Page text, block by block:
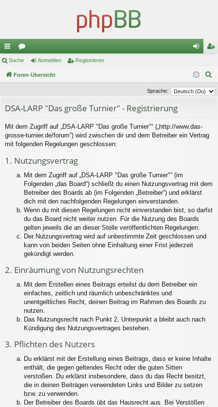
ch
ne
ug
or
en m
el
ist
rie
Suche Anmelden Registrieren
Foren-Übersicht
c
Sprache:
DSA-LARP "Das große Turnier" - Registrierung
Mit dem Zugriff auf „DSA-LARP "Das große Turnier"“ („http://www.das-
grosse-turnier.de/forum“) wird zwischen dir und dem Betreiber ein Vertrag
mit folgenden Regelungen geschlossen:
1. Nutzungsvertrag
Mit dem Zugriff auf „DSA-LARP "Das große Turnier"“ (im
Folgenden „das Board“) schließt du einen Nutzungsvertrag mit dem
Betreiber des Boards ab (im Folgenden „Betreiber“) und erklärst
dich mit den nachfolgenden Regelungen einverstanden.
Wenn du mit diesen Regelungen nicht einverstanden bist, so darfst
du das Board nicht weiter nutzen. Für die Nutzung des Boards
gelten jeweils die an dieser Stelle veröffentlichten Regelungen.
Der Nutzungsvertrag wird auf unbestimmte Zeit geschlossen und
kann von beiden Seiten ohne Einhaltung einer Frist jederzeit
gekündigt werden.
2. Einräumung von Nutzungsrechten
Mit dem Erstellen eines Beitrags erteilst du dem Betreiber ein
einfaches, zeitlich und räumlich unbeschränktes und
unentgeltliches Recht, deinen Beitrag im Rahmen des Boards zu
nutzen.
Das Nutzungsrecht nach Punkt 2, Unterpunkt a bleibt auch nach
Kündigung des Nutzungsvertrages bestehen.
3. Pflichten des Nutzers
Du erklärst mit der Erstellung eines Beitrags, dass er keine Inhalte
enthält, die gegen geltendes Recht oder die guten Sitten
verstoßen. Du erklärst insbesondere, dass du das Recht besitzt,
die in deinen Beiträgen verwendeten Links und Bilder zu setzen
bzw. zu verwenden.
Der Betreiber des Boards übt das Hausrecht aus. Bei Verstößen